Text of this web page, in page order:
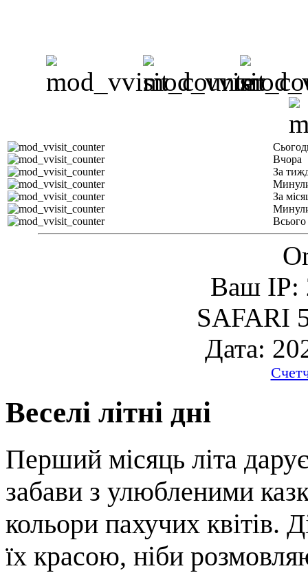
Вчора
За
За
Всього
Ваш IP:
SAFARI
Дата:
Веселі літні дні
Перший місяць літа
забави з улюбленими
кольори пахучих квітів.
їх красою, ніби